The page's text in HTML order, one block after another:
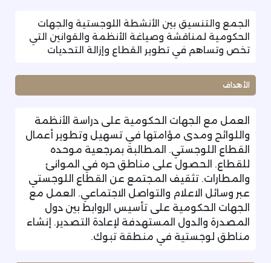
الجمع والتنسيق بين الأنشطة اللوجستية والجهات
الحكومية لمناقشة وصياغة الأنظمة والقوانين التي
تخص وتساهم في تطوير القطاع وإزالة التحديات
الأهداف
العمل مع الجهات الحكومية على دراسة الأنظمة
واللوائح ومدى مؤامتها في تسهيل وتطوير أعمال
القطاع اللوجستي. المطالبة بمرجعية موحده
للقطاع. الحصول على مناطق حره في الموانئ
والمطارات. تثقيف المجتمع عن القطاع اللوجستي
عبر وسائل الاعلام والتواصل الاجتماعي. العمل مع
الجهات الحكومية على تأسيس الروابط بين دول
المصدرة والدول المستهدفة لإعادة التصدير. إنشاء
مناطق لوجستية في منطقة تبوك.